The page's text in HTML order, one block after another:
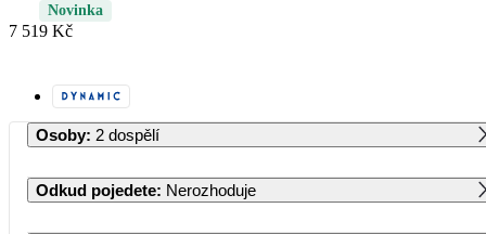
Novinka
7 519 Kč
Osoby: 2 dospělí
Odkud pojedete: Nerozhoduje